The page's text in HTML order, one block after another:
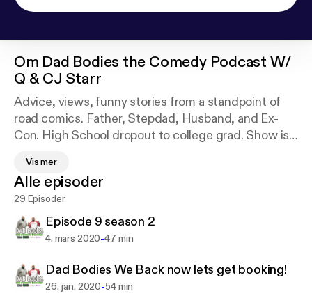
Om Dad Bodies the Comedy Podcast W/
Q & CJ Starr
Advice, views, funny stories from a standpoint of
road comics. Father, Stepdad, Husband, and Ex-
Con. High School dropout to college grad. Show is
previous week, social media drama, great comedy
segments, special guests and who we boycotting
this week?
Vis mer
Alle episoder
29 Episoder
Episode 9 season 2
4. mars 2020-47 min
Dad Bodies We Back now lets get booking!
26. jan. 2020-54 min